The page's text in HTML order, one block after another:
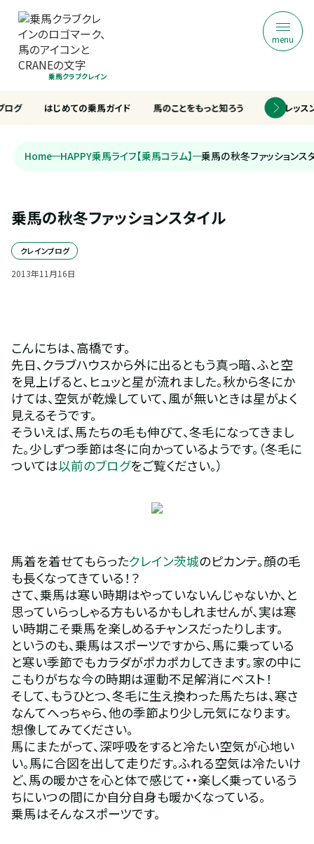
乗馬クラブクレイン
menu
はじめての乗馬ガイド 馬のことをもっと知ろう 乗馬レッス
ログ
Home HAPPY乗馬ライフ【乗馬コラム】 乗馬の秋冬ファッションス
乗馬の秋冬ファッションスタイル
クレインブログ
2013年11 月16日
こんにちは、高橋です。
先日、クラブハウスから外に出るともう真っ暗、ふと空
を見上げると、ヒュッと星が流れました。秋から冬にか
けては、空気が乾燥していて、風が無いときは星がよく
見えるそうです。
そういえば、馬たちの毛も伸びて、冬毛になってきまし
た。少しずつ季節は冬に向かっているようです。（冬毛に
ついては以前のブログをご覧ください。）
馬着を着せてもらったクレイン茨城のピカンテ。顔の毛
も長くなってきている！？
さて、乗馬は寒い時期はやっていないんじゃないか、と
思っていらっしゃる方もいるかもしれませんが、実は寒
い時期こそ乗馬を楽しめるチャンスだったりします。
というのも、乗馬はスポーツですから、馬に乗っている
と寒い季節でもカラダがポカポカしてきます。家の中に
こもりがちな今の時期は運動不足解消にベスト！
そして、もうひとつ、冬毛に生え換わった馬たちは、寒さ
なんてへっちゃら、他の季節より少し元気になります。
想像してみてください。
馬にまたがって、深呼吸をすると冷たい空気が心地い
い。馬に合図を出して走りだす。ふれる空気は冷たいけ
ど、馬の暖かさを心と体で感じて・・楽しく乗っているう
ちにいつの間にか自分自身も暖かくなっている。
乗馬はそんなスポーツです。